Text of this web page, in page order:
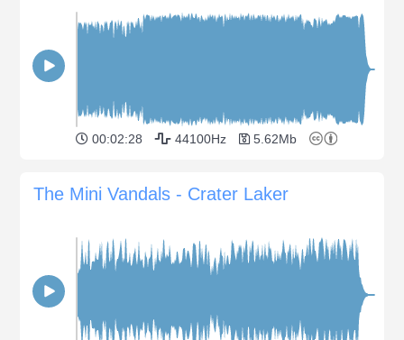
00:02:28 44100Hz 5.62Mb
The Mini Vandals - Crater Laker